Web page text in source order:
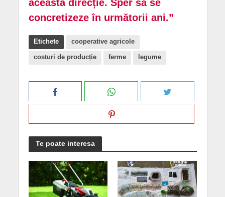
această direcție. Sper să se
concretizeze în următorii ani.”
Etichete cooperative agricole
costuri de producție ferme legume
Te poate interesa